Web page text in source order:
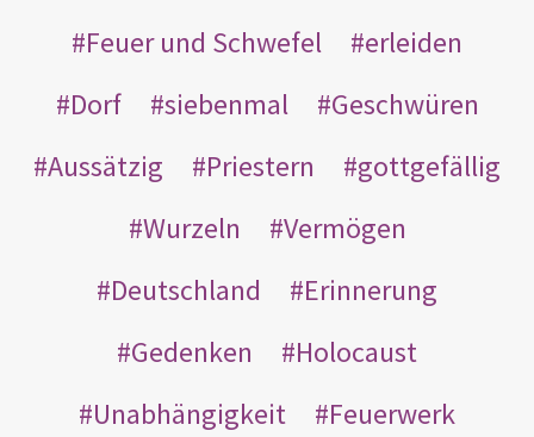
Feuer und Schwefel
erleiden
Dorf
siebenmal
Geschwüren
Aussätzig
Priestern
gottgefällig
Wurzeln
Vermögen
Deutschland
Erinnerung
Gedenken
Holocaust
Unabhängigkeit
Feuerwerk